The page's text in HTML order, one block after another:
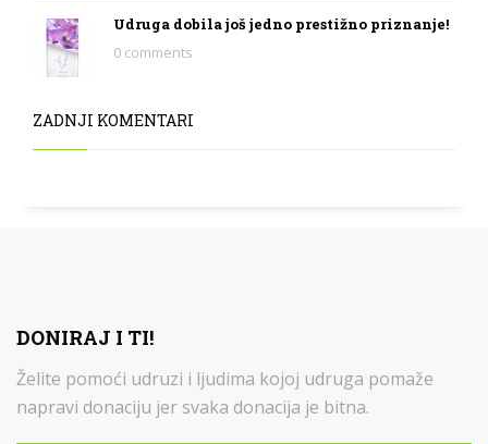
Udruga dobila još jedno prestižno priznanje!
0 comments
ZADNJI KOMENTARI
DONIRAJ I TI!
Želite pomoći udruzi i ljudima kojoj udruga pomaže
napravi donaciju jer svaka donacija je bitna.